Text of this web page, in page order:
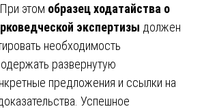
этом образец ходатайства о
экспертизы должен
необходимость
развернутую
предложения и ссылки на
Успешное